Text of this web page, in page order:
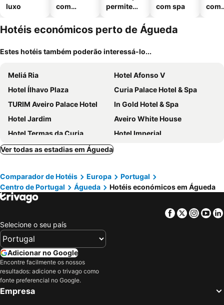
luxo
com
permitem
com spa
com
Hotéis económicos perto de Águeda
Estes hotéis também poderão interessá-lo...
Meliá Ria
Hotel Afonso V
Hotel Ílhavo Plaza
Curia Palace Hotel & Spa
TURIM Aveiro Palace Hotel
In Gold Hotel & Spa
Hotel Jardim
Aveiro White House
Hotel Termas da Curia
Hotel Imperial
Veneza Hotel
Hotel Joao Padeiro
Hotel Estalagem da Pateira
Hotel Cabecinho
Barcos Casa Aveiro
Hotel As Americas
WOT Pateira Soul
Aveiro Rossio Bed & Breakfast
Hotel Palmeira
Hotel Conde de Agueda
Hotel Das Salinas
Hotel Paraiso
Hotel Alameda
Ver todas as estadias em Águeda
Comparador de Hotéis Europa
Portugal
Centro de Portugal
Águeda Hotéis económicos em Águeda
Facebook
Twitter
Selecione o seu país
Adicionar no Google
Encontre facilmente os nossos
resultados: adicione o trivago como
fonte preferencial no Google.
Empresa